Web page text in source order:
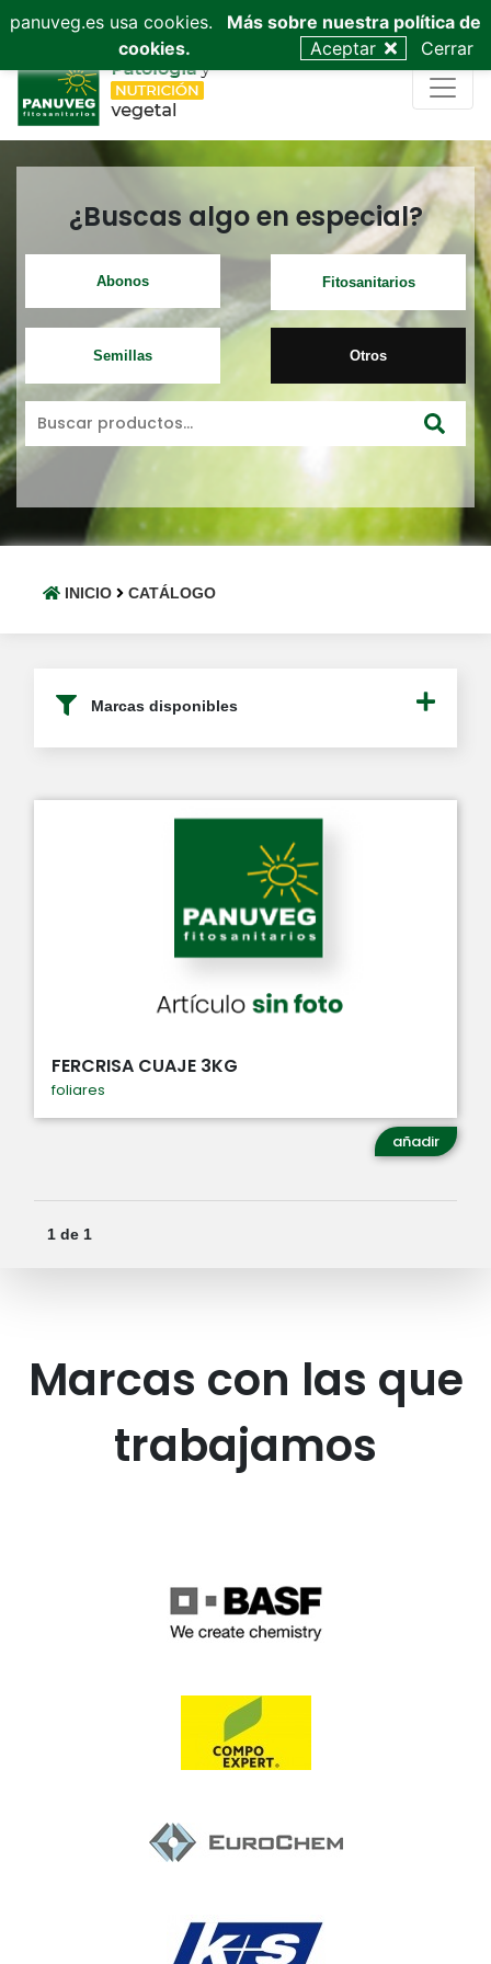
953 53 03 68 admin@panuveg.es 628 09 47 40
¿Buscas algo en especial?
Abonos Fitosanitarios
Semillas Otros
INICIO CATÁLOGO
Marcas disponibles
FERCRISA CUAJE 3KG
foliares
añadir
1 de 1
Marcas con las que
trabajamos
panuveg.es usa cookies.
Más sobre nuestra política de
cookies.
Aceptar Cerrar